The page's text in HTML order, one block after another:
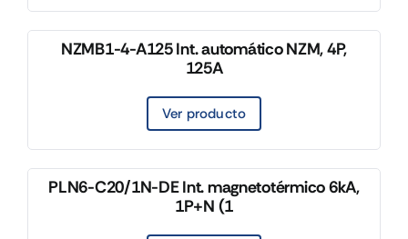
NZMB1-4-A125 Int. automático NZM, 4P,
125A
Ver producto
PLN6-C20/1N-DE Int. magnetotérmico 6kA,
1P+N (1